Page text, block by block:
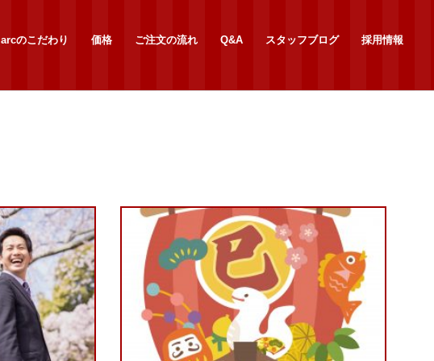
arcのこだわり 価格 ご注文の流れ Q&A スタッフブログ 採用情報